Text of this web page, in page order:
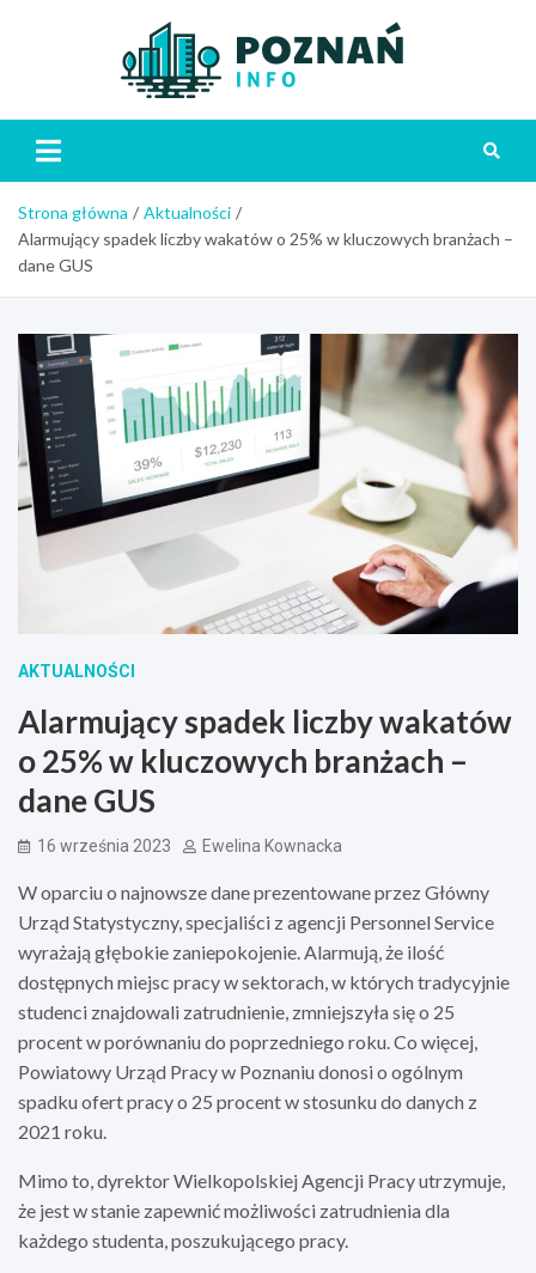
Strona główna
Aktualności
Alarmujący spadek liczby wakatów o 25% w kluczowych branżach –
dane GUS
AKTUALNOŚCI
Alarmujący spadek liczby wakatów
o 25% w kluczowych branżach –
dane GUS
16 września 2023 Ewelina Kownacka
W oparciu o najnowsze dane prezentowane przez Główny
Urząd Statystyczny, specjaliści z agencji Personnel Service
wyrażają głębokie zaniepokojenie. Alarmują, że ilość
dostępnych miejsc pracy w sektorach, w których tradycyjnie
studenci znajdowali zatrudnienie, zmniejszyła się o 25
procent w porównaniu do poprzedniego roku. Co więcej,
Powiatowy Urząd Pracy w Poznaniu donosi o ogólnym
spadku ofert pracy o 25 procent w stosunku do danych z
2021 roku.
Mimo to, dyrektor Wielkopolskiej Agencji Pracy utrzymuje,
że jest w stanie zapewnić możliwości zatrudnienia dla
każdego studenta, poszukującego pracy.